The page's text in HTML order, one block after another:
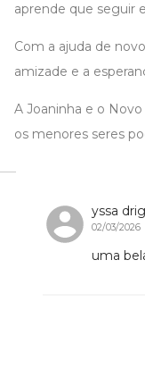
aprende que seguir
Com a ajuda de
amizade e a
A Joaninha e o
os menores seres
yssa
02/03/2026
uma